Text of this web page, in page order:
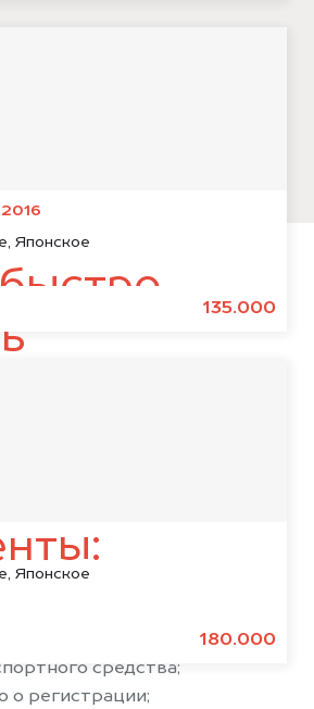
Японское
135.000
Японское
180.000
РФ;
средства;
о регистрации;